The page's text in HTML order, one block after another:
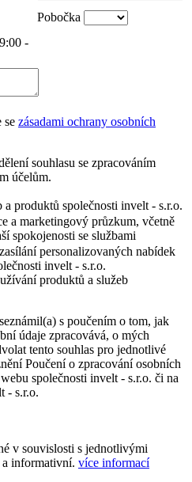
Pobočka
-
se zásadami ochrany osobních
souhlasu se zpracováním
účelům.
a produktů společnosti invelt - s.r.o.
a marketingový průzkum, včetně
spokojenosti se službami
personalizovaných nabídek
invelt - s.r.o.
produktů a služeb
s poučením o tom, jak
údaje zpracovává, o mých
tento souhlas pro jednotlivé
Poučení o zpracování osobních
společnosti invelt - s.r.o. či na
- s.r.o.
v souvislosti s jednotlivými
informativní. více informací